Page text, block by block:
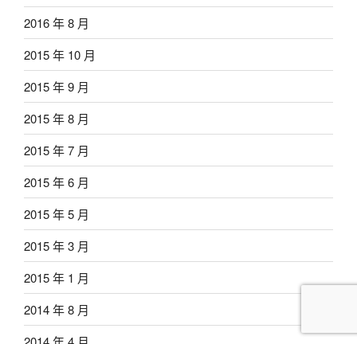
2016 年 8 月
2015 年 10 月
2015 年 9 月
2015 年 8 月
2015 年 7 月
2015 年 6 月
2015 年 5 月
2015 年 3 月
2015 年 1 月
2014 年 8 月